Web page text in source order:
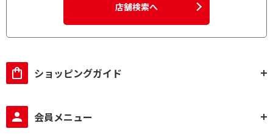
店舗検索へ
ショッピングガイド
会員メニュー